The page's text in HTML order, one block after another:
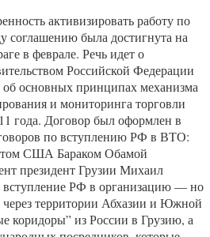
активизировать работу по
соглашению была достигнута на
в феврале. Речь идет о
Российской Федерации
об основных принципах механизма
и мониторинга торговли
года. Договор был оформлен в
по вступлению РФ в ВТО:
США Бараком Обамой
президент Грузии Михаил
вступление РФ в организацию — но
территории Абхазии и Южной
коридоры” из России в Грузию, а